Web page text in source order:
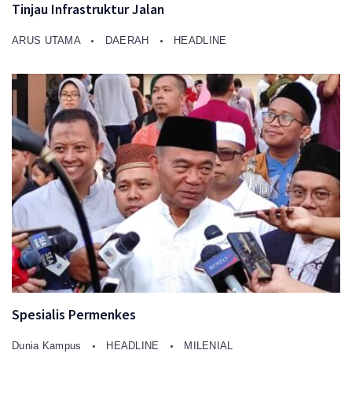
Tinjau Infrastruktur Jalan
ARUS UTAMA DAERAH HEADLINE
Spesialis Permenkes
Dunia Kampus HEADLINE MILENIAL